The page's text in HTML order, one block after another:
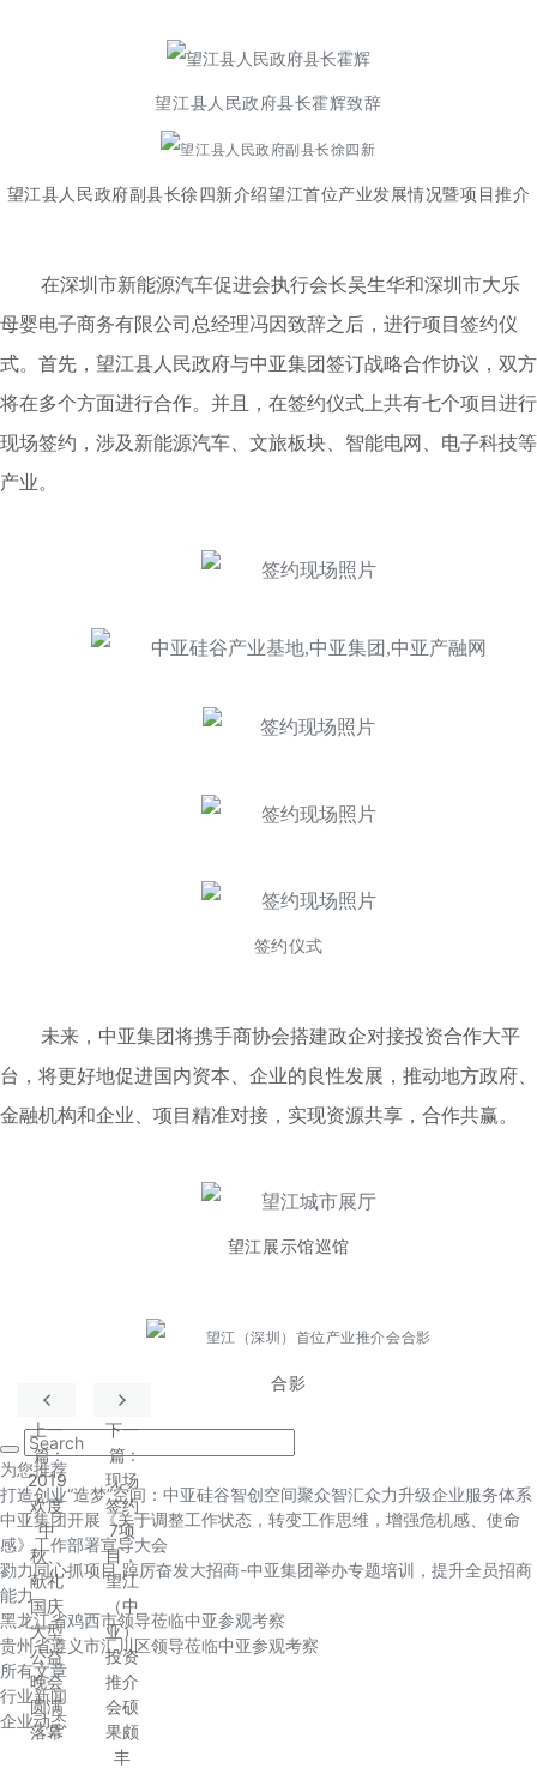
望江县人民政府县长霍辉致辞
望江县人民政府副县长徐四新介绍望江首位产业发展情况暨项目推介
在深圳市新能源汽车促进会执行会长吴生华和深圳市大乐
母婴电子商务有限公司总经理冯因致辞之后，进行项目签约仪
式。首先，望江县人民政府与中亚集团签订战略合作协议，双方
将在多个方面进行合作。并且，在签约仪式上共有七个项目进行
现场签约，涉及新能源汽车、文旅板块、智能电网、电子科技等
产业。
签约仪式
未来，中亚集团将携手商协会搭建政企对接投资合作大平
台，将更好地促进国内资本、企业的良性发展，推动地方政府、
金融机构和企业、项目精准对接，实现资源共享，合作共赢。
望江展示馆巡馆
合影
上一
篇:
2019
欢度
中
秋、
献礼
国庆
大型
公益
晚会
圆满
落幕
下一
篇:
现场
签约
7项
目，
望江
（中
亚）
投资
推介
会硕
果颇
丰
为您推荐
打造创业“造梦”空间：中亚硅谷智创空间聚众智汇众力升级企业服务体系
中亚集团开展《关于调整工作状态，转变工作思维，增强危机感、使命
感》工作部署宣导大会
勠力同心抓项目 踔厉奋发大招商-中亚集团举办专题培训，提升全员招商
能力
黑龙江省鸡西市领导莅临中亚参观考察
贵州省遵义市汇川区领导莅临中亚参观考察
所有文章
行业新闻
企业动态